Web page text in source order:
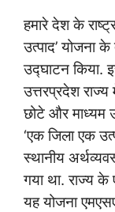
हमारे देश के
उत्पाद’ योजना
उद्घाटन किया.
उत्तरप्रदेश
छोटे और माध्यम
‘एक जिला एक
स्थानीय
गया था. राज्य
यह योजना